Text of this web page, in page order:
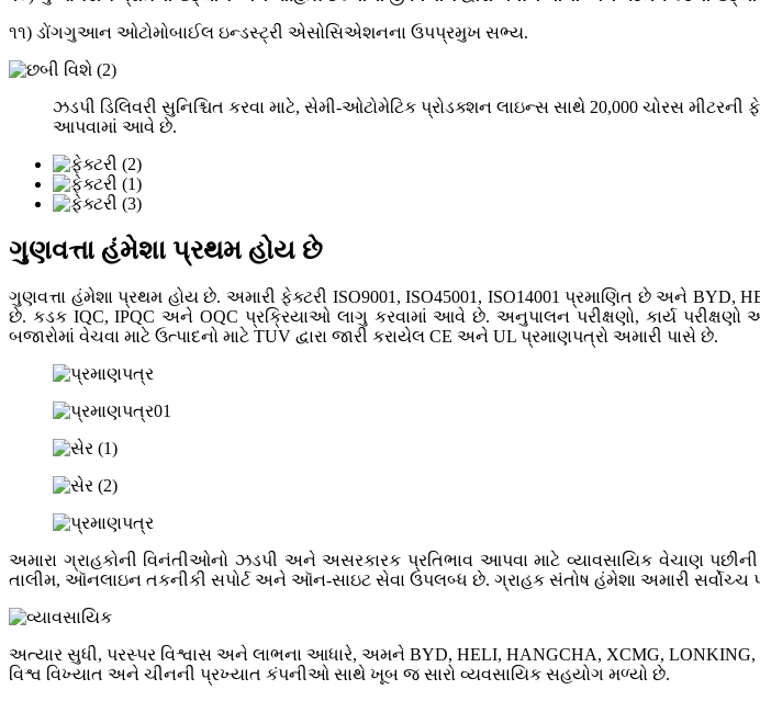
૧૧) ડોંગગુઆન ઓટોમોબાઈલ ઇન્ડસ્ટ્રી એસોસિએશનના ઉપપ્રમુખ સભ્ય.
ઝડપી ડિલિવરી સુનિશ્ચિત કરવા માટે, સેમી-ઓટોમેટિક પ્રોડક્શન લાઇન્સ સાથે 20,000 ચોરસ
આપવામાં આવે છે.
ગુણવત્તા હંમેશા પ્રથમ હોય છે
ગુણવત્તા હંમેશા પ્રથમ હોય છે. અમારી ફેક્ટરી ISO9001, ISO45001, ISO14001 પ્રમાણિત છે અને BYD,
છે. કડક IQC, IPQC અને OQC પ્રક્રિયાઓ લાગુ કરવામાં આવે છે. અનુપાલન પરીક્ષણો, કાર્ય
બજારોમાં વેચવા માટે ઉત્પાદનો માટે TUV દ્વારા જારી કરાયેલ CE અને UL પ્રમાણપત્રો અમારી પાસે છે.
અમારા ગ્રાહકોની વિનંતીઓનો ઝડપી અને અસરકારક પ્રતિભાવ આપવા માટે વ્યાવસાયિક વેચાણ
તાલીમ, ઑનલાઇન તકનીકી સપોર્ટ અને ઑન-સાઇટ સેવા ઉપલબ્ધ છે. ગ્રાહક સંતોષ હંમેશા અમારી સર્વોચ્ચ
અત્યાર સુધી, પરસ્પર વિશ્વાસ અને લાભના આધારે, અમને BYD, HELI, HANGCHA, XCMG, LONKING,
વિશ્વ વિખ્યાત અને ચીનની પ્રખ્યાત કંપનીઓ સાથે ખૂબ જ સારો વ્યવસાયિક સહયોગ મળ્યો છે.